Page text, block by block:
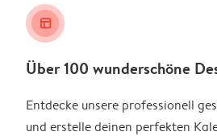
layout_alt
Über 100 wunderschöne
Entdecke unsere professionell
und erstelle deinen perfekten